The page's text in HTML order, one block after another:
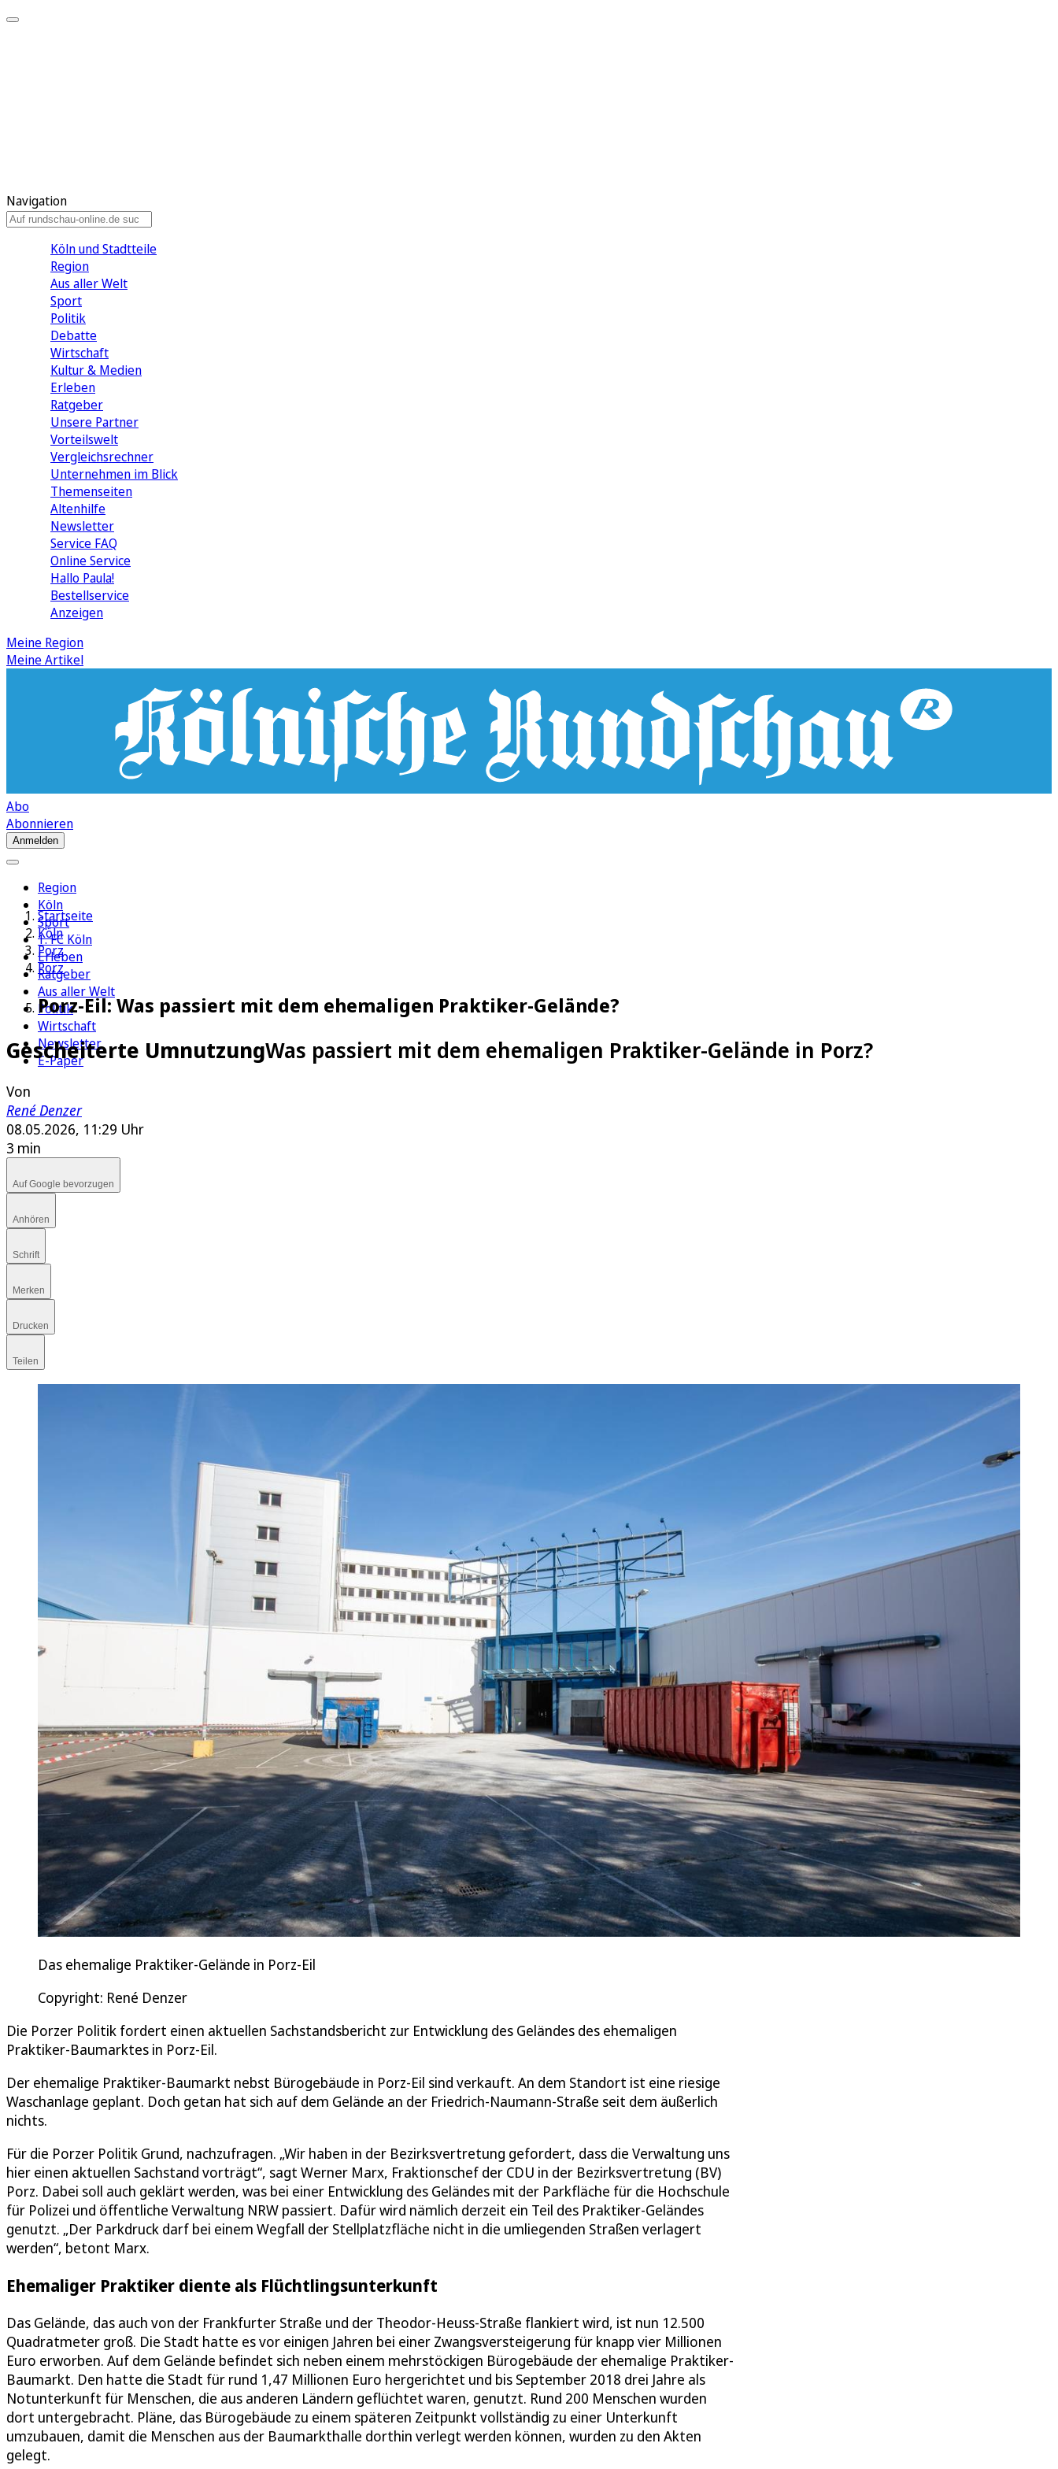
Navigation
Köln und Stadtteile
Region
Aus aller Welt
Sport
Politik
Debatte
Wirtschaft
Kultur & Medien
Erleben
Ratgeber
Unsere Partner
Vorteilswelt
Vergleichsrechner
Unternehmen im Blick
Themenseiten
Altenhilfe
Newsletter
Service FAQ
Online Service
Hallo Paula!
Bestellservice
Anzeigen
Meine Region
Meine Artikel
Abo
Abonnieren
Anmelden
Region
Köln
Sport
1. FC Köln
Erleben
Ratgeber
Aus aller Welt
Politik
Wirtschaft
Newsletter
E-Paper
Startseite
Köln
Porz
Porz
Porz-Eil: Was passiert mit dem ehemaligen Praktiker-Gelände?
Gescheiterte UmnutzungWas passiert mit dem ehemaligen Praktiker-Gelände in Porz?
Von
René Denzer
08.05.2026, 11:29 Uhr
3 min
Auf Google bevorzugen
Anhören
Schrift
Merken
Drucken
Teilen
Das ehemalige Praktiker-Gelände in Porz-Eil
Copyright: René Denzer
Die Porzer Politik fordert einen aktuellen Sachstandsbericht zur Entwicklung des Geländes des ehemaligen
Praktiker-Baumarktes in Porz-Eil.
Der ehemalige Praktiker-Baumarkt nebst Bürogebäude in Porz-Eil sind verkauft. An dem Standort ist eine riesige
Waschanlage geplant. Doch getan hat sich auf dem Gelände an der Friedrich-Naumann-Straße seit dem äußerlich
nichts.
Für die Porzer Politik Grund, nachzufragen. „Wir haben in der Bezirksvertretung gefordert, dass die Verwaltung uns
hier einen aktuellen Sachstand vorträgt“, sagt Werner Marx, Fraktionschef der CDU in der Bezirksvertretung (BV)
Porz. Dabei soll auch geklärt werden, was bei einer Entwicklung des Geländes mit der Parkfläche für die Hochschule
für Polizei und öffentliche Verwaltung NRW passiert. Dafür wird nämlich derzeit ein Teil des Praktiker-Geländes
genutzt. „Der Parkdruck darf bei einem Wegfall der Stellplatzfläche nicht in die umliegenden Straßen verlagert
werden“, betont Marx.
Ehemaliger Praktiker diente als Flüchtlingsunterkunft
Das Gelände, das auch von der Frankfurter Straße und der Theodor-Heuss-Straße flankiert wird, ist nun 12.500
Quadratmeter groß. Die Stadt hatte es vor einigen Jahren bei einer Zwangsversteigerung für knapp vier Millionen
Euro erworben. Auf dem Gelände befindet sich neben einem mehrstöckigen Bürogebäude der ehemalige Praktiker-
Baumarkt. Den hatte die Stadt für rund 1,47 Millionen Euro hergerichtet und bis September 2018 drei Jahre als
Notunterkunft für Menschen, die aus anderen Ländern geflüchtet waren, genutzt. Rund 200 Menschen wurden
dort untergebracht. Pläne, das Bürogebäude zu einem späteren Zeitpunkt vollständig zu einer Unterkunft
umzubauen, damit die Menschen aus der Baumarkthalle dorthin verlegt werden können, wurden zu den Akten
gelegt.